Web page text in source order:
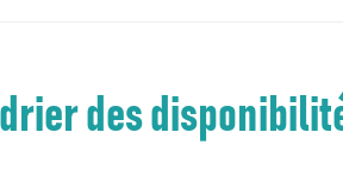
des